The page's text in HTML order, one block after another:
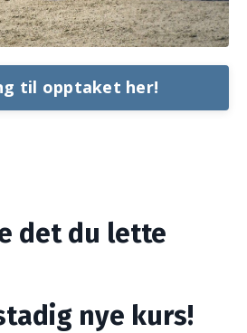
til opptaket her!
det du lette
nye kurs!